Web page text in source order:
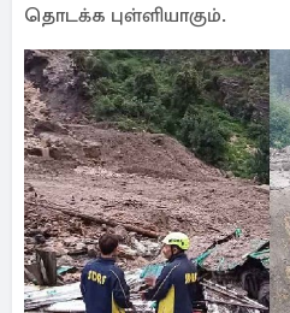
தொடக்க புள்ளியாகும்.